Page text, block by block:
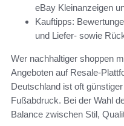
eBay Kleinanzeigen
Kauftipps:
und Liefer- sowie
Wer nachhaltiger shoppen
Angeboten auf Resale-
Deutschland ist oft
Fußabdruck. Bei der Wahl
Balance zwischen Stil,